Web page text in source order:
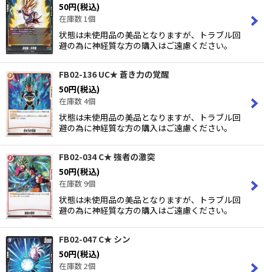
50円(税込)
在庫数 1個
状態は未使用品の美品となりますが、トラブル回
避の為に神経質な方の購入はご遠慮ください。
FB02-136 UC★ 蒼き力の覚醒
50円(税込)
在庫数 4個
状態は未使用品の美品となりますが、トラブル回
避の為に神経質な方の購入はご遠慮ください。
FB02-034 C★ 強者の激突
50円(税込)
在庫数 9個
状態は未使用品の美品となりますが、トラブル回
避の為に神経質な方の購入はご遠慮ください。
FB02-047 C★ シン
50円(税込)
在庫数 2個